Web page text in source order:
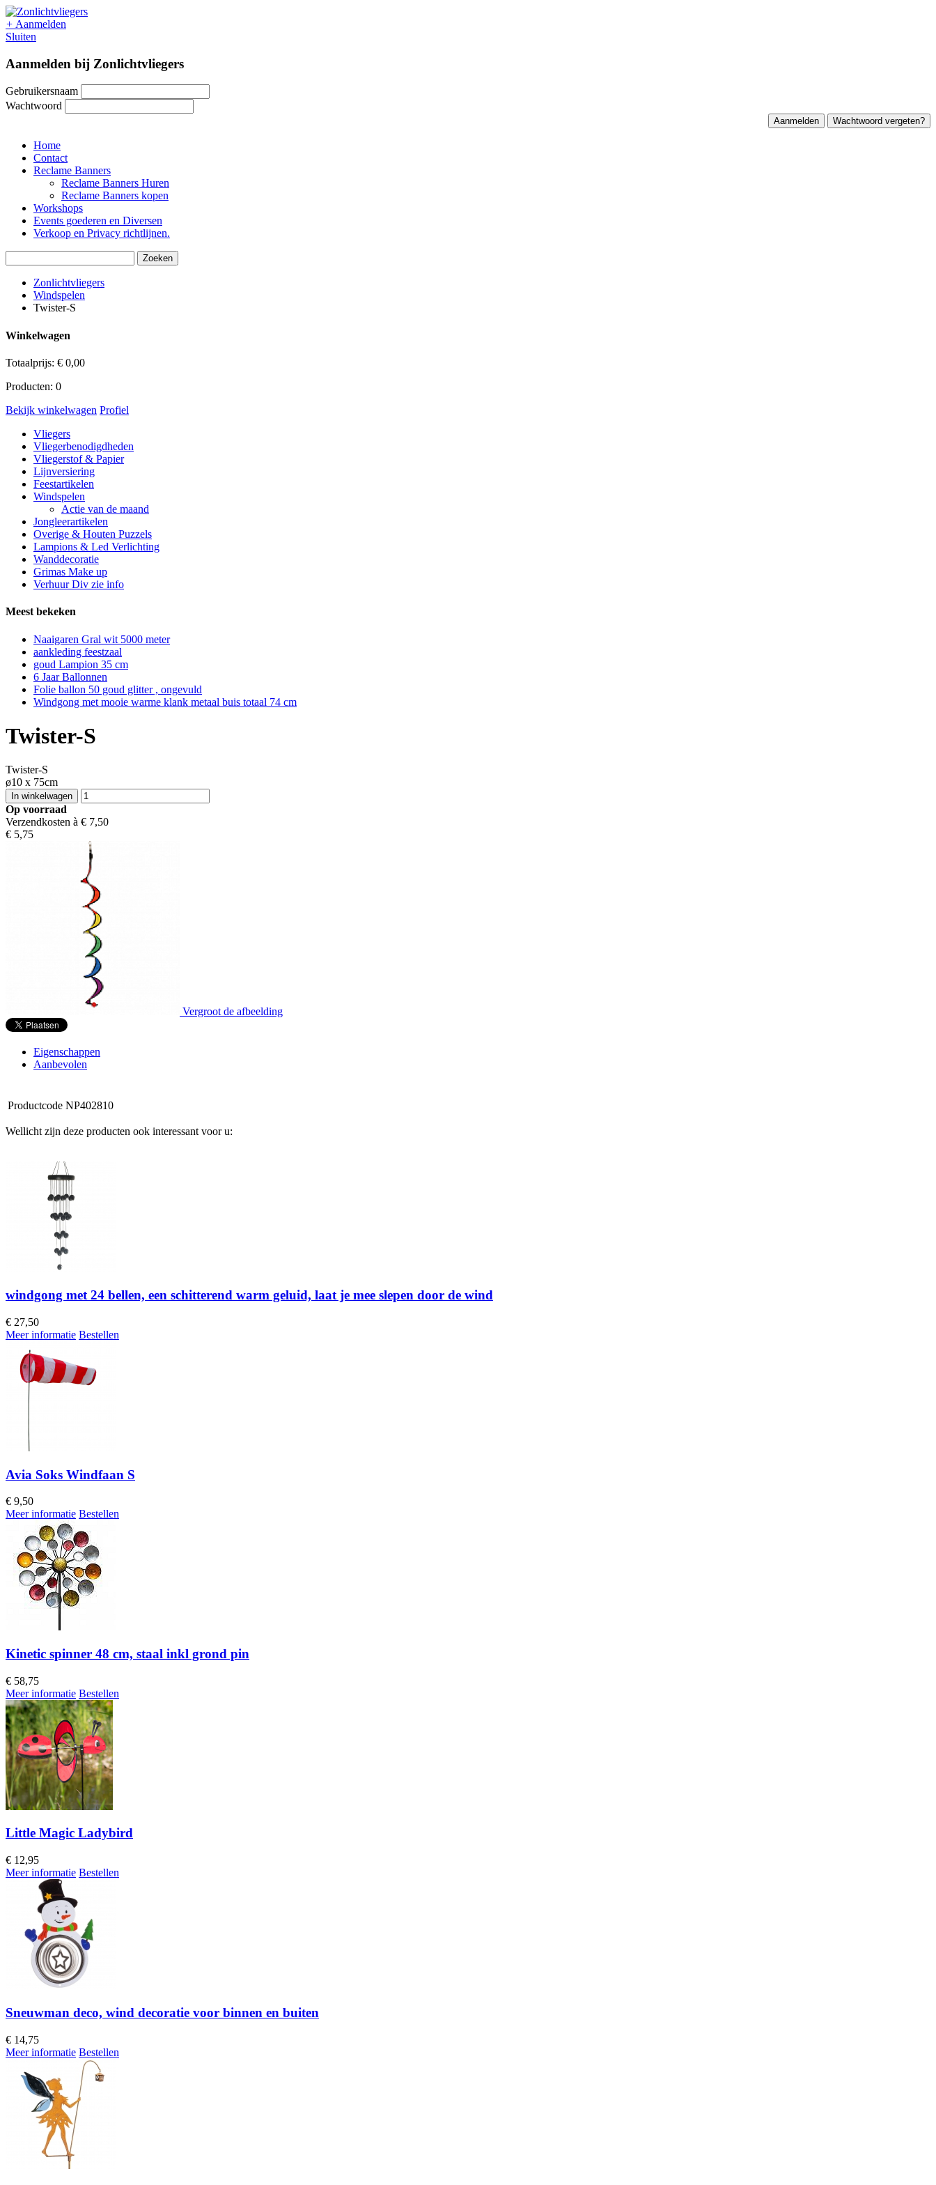
+ Aanmelden
Sluiten
Aanmelden bij Zonlichtvliegers
Gebruikersnaam
Wachtwoord
Home
Contact
Reclame Banners
Reclame Banners Huren
Reclame Banners kopen
Workshops
Events goederen en Diversen
Verkoop en Privacy richtlijnen.
Zonlichtvliegers
Windspelen
Twister-S
Winkelwagen
Totaalprijs: € 0,00
Producten: 0
Bekijk winkelwagen Profiel
Vliegers
Vliegerbenodigdheden
Vliegerstof & Papier
Lijnversiering
Feestartikelen
Windspelen
Actie van de maand
Jongleerartikelen
Overige & Houten Puzzels
Lampions & Led Verlichting
Wanddecoratie
Grimas Make up
Verhuur Div zie info
Meest bekeken
Naaigaren Gral wit 5000 meter
aankleding feestzaal
goud Lampion 35 cm
6 Jaar Ballonnen
Folie ballon 50 goud glitter , ongevuld
Windgong met mooie warme klank metaal buis totaal 74 cm
Twister-S
Twister-S
ø10 x 75cm
Op voorraad
Verzendkosten à € 7,50
€ 5,75
Vergroot de afbeelding
Eigenschappen
Aanbevolen
Productcode NP402810
Wellicht zijn deze producten ook interessant voor u:
windgong met 24 bellen, een schitterend warm geluid, laat je mee slepen door de wind
€ 27,50
Meer informatie Bestellen
Avia Soks Windfaan S
€ 9,50
Meer informatie Bestellen
Kinetic spinner 48 cm, staal inkl grond pin
€ 58,75
Meer informatie Bestellen
Little Magic Ladybird
€ 12,95
Meer informatie Bestellen
Sneuwman deco, wind decoratie voor binnen en buiten
€ 14,75
Meer informatie Bestellen